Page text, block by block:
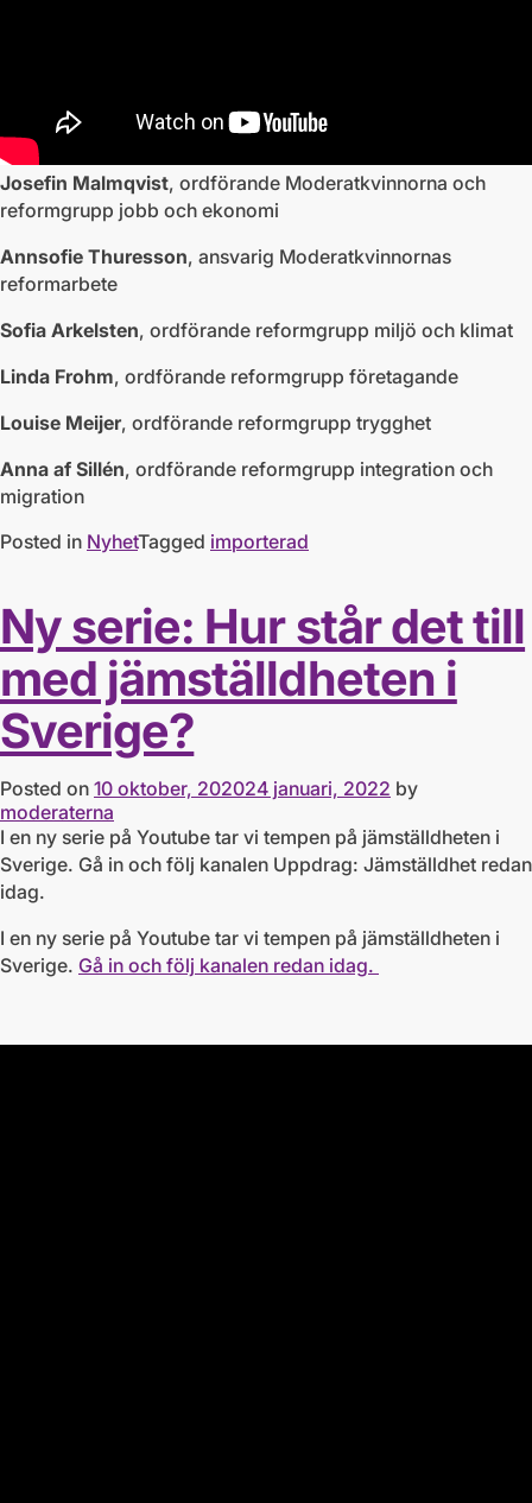
Josefin Malmqvist, ordförande Moderatkvinnorna och
reformgrupp jobb och ekonomi
Annsofie Thuresson, ansvarig Moderatkvinnornas
reformarbete
Sofia Arkelsten, ordförande reformgrupp miljö och klimat
Linda Frohm, ordförande reformgrupp företagande
Louise Meijer, ordförande reformgrupp trygghet
Anna af Sillén, ordförande reformgrupp integration och
migration
Posted in NyhetTagged importerad
Ny serie: Hur står det till
med jämställdheten i
Sverige?
Posted on 10 oktober, 202024 januari, 2022 by
moderaterna
I en ny serie på Youtube tar vi tempen på jämställdheten i
Sverige. Gå in och följ kanalen Uppdrag: Jämställdhet redan
idag.
I en ny serie på Youtube tar vi tempen på jämställdheten i
Sverige. Gå in och följ kanalen redan idag.